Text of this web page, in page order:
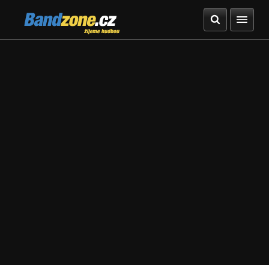
Bandzone.cz
žijeme hudbou